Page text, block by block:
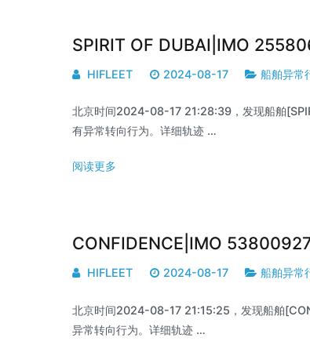
SPIRIT OF DUBAI|IMO
HIFLEET 2024-08-17 船舶异常
北京时间2024-08-17 21:28:39，发现船舶
有异常转向行为。详细轨迹 …
阅读更多
CONFIDENCE|IMO
HIFLEET 2024-08-17 船舶异常
北京时间2024-08-17 21:15:25，发现船舶
异常转向行为。详细轨迹 …